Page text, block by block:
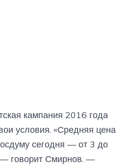
кампания 2016 года
условия. «Средняя цена
сегодня — от 3 до
говорит Смирнов. —